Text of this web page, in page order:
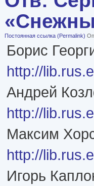
Постоянная ссылка (Permalink)
Борис
http://
Андрей
http://
Максим
http://
Игорь